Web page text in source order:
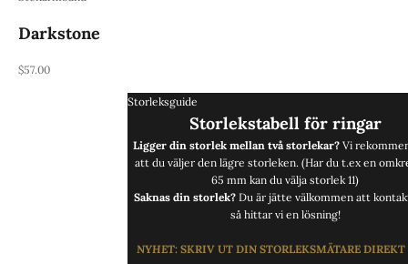
Darkstone
REA-pris
$57.00
Storleksguide
Storlekstabell för ringar
Ligger din storlek mellan två storlekar? Vi
att du väljer den lägre storleken. (Har du t.ex en
65 mm kan du välja storlek 11)
Saknas din storlek?Du är jätte välkommen att
så hittar vi en lösning!
NYHET: SKRIV UT DIN STORLEKSMÄTARE DIREKT